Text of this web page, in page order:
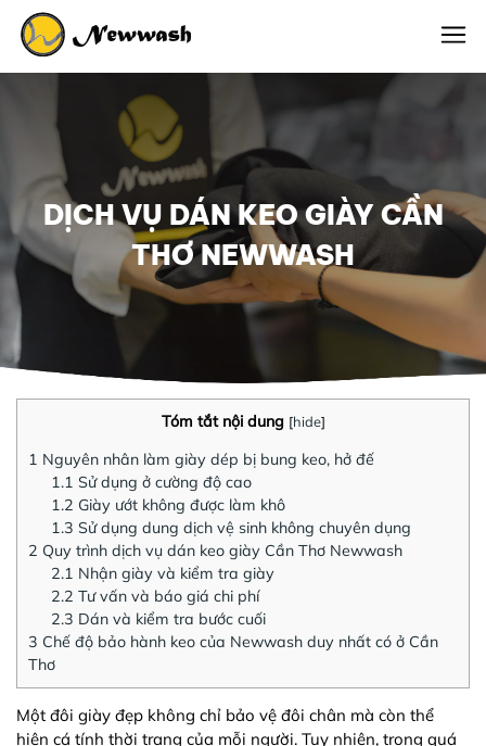
DỊCH VỤ DÁN KEO GIÀY CẦN
THƠ NEWWASH
Tóm tắt nội dung [hide]
1 Nguyên nhân làm giày dép bị bung keo, hở đế
1.1 Sử dụng ở cường độ cao
1.2 Giày ướt không được làm khô
1.3 Sử dụng dung dịch vệ sinh không chuyên dụng
2 Quy trình dịch vụ dán keo giày Cần Thơ Newwash
2.1 Nhận giày và kiểm tra giày
2.2 Tư vấn và báo giá chi phí
2.3 Dán và kiểm tra bước cuối
3 Chế độ bảo hành keo của Newwash duy nhất có ở Cần
Thơ
Một đôi giày đẹp không chỉ bảo vệ đôi chân mà còn thể
hiện cá tính thời trang của mỗi người. Tuy nhiên, trong quá